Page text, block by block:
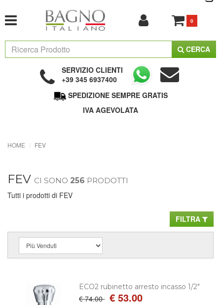
0
CERCA
SERVIZIO CLIENTI
+39 345 6937400
SPEDIZIONE SEMPRE GRATIS
IVA AGEVOLATA
HOME FEV
FEV CI SONO 256 PRODOTTI
Tutti i prodotti di FEV
FILTRA
ECO2 rubinetto arresto incasso 1/2"
€ 74.00 € 53.00